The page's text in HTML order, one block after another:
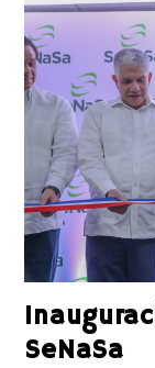
SeNaSa